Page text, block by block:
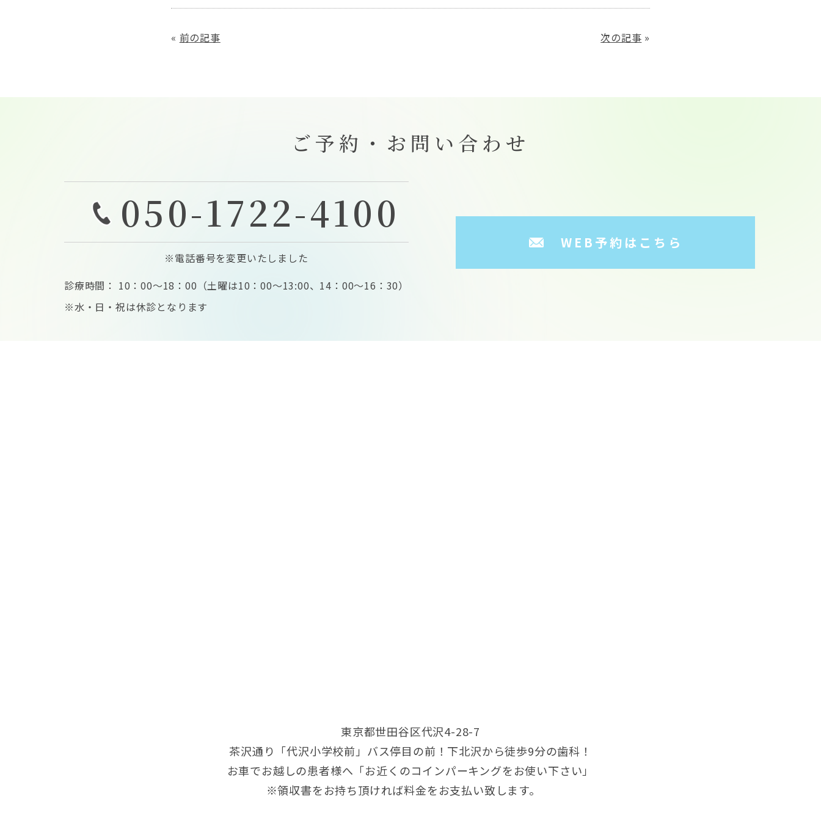
« 前の記事 次の記事 »
ご予約・お問い合わせ
050-1722-4100
※電話番号を変更いたしました
診療時間： 10：00～18：00（土曜は10：00～13:00、14：00～16：30）
※水・日・祝は休診となります
WEB予約はこちら
東京都世田谷区代沢4-28-7
茶沢通り「代沢小学校前」バス停目の前！下北沢から徒歩9分の歯科！
お車でお越しの患者様へ「お近くのコインパーキングをお使い下さい」
※領収書をお持ち頂ければ料金をお支払い致します。